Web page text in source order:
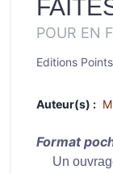
POUR EN
Editions Points
Auteur(s) :
Format
Un